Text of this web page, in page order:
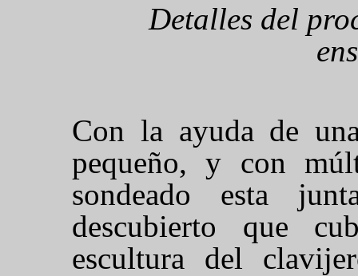
Detalles del
Con la ayuda de
pequeño, y con
sondeado esta
descubierto que
escultura del